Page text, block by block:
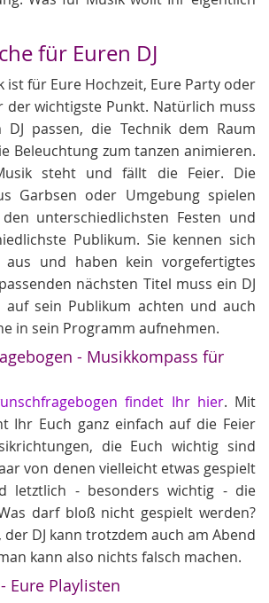
für Euren DJ
ist für Eure Hochzeit, Eure Party oder
der wichtigste Punkt. Natürlich muss
DJ passen, die Technik dem Raum
Beleuchtung zum tanzen animieren.
steht und fällt die Feier. Die
Garbsen oder Umgebung spielen
unterschiedlichsten Festen und
Publikum. Sie kennen sich
und haben kein vorgefertigtes
nächsten Titel muss ein DJ
auf sein Publikum achten und auch
in sein Programm aufnehmen.
- Musikkompass für
findet Ihr hier. Mit
Ihr Euch ganz einfach auf die Feier
die Euch wichtig sind
von denen vielleicht etwas gespielt
letztlich - besonders wichtig - die
darf bloß nicht gespielt werden?
der DJ kann trotzdem auch am Abend
kann also nichts falsch machen.
Eure Playlisten